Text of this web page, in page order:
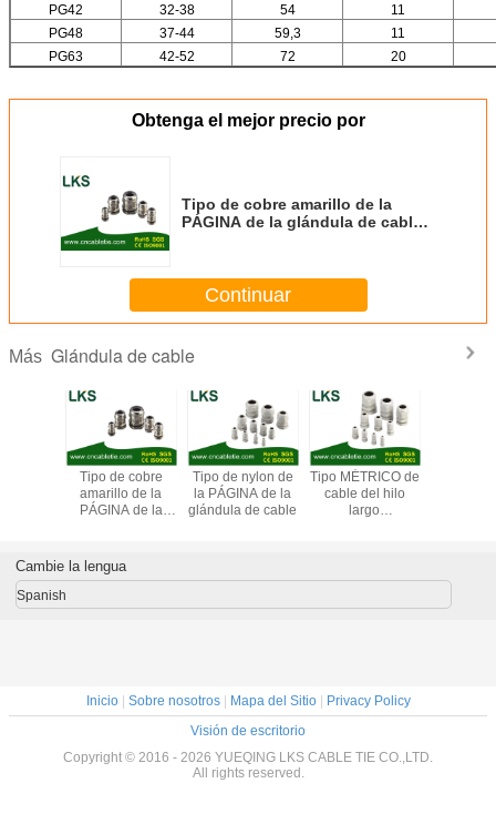
PG42
32-38 54
11
PG48
37-44 59,3
11
PG63
42-52 72 20
Obtenga el mejor precio por
Tipo de cobre amarillo de la
PÁGINA de la glándula de cable
Continuar
Más Glándula de cable
Tipo de cobre
amarillo de la
PÁGINA de la
(tipo corto de la
garra)
Tipo de nylon de
la PÁGINA de la
glándula de cable
Tipo MÉTRICO de
cable del hilo
largo
Cambie la lengua
Spanish
Inicio| Sobre nosotros| Mapa del Sitio|
Privacy Policy
Visión de escritorio
Copyright © 2016 - 2026 YUEQING LKS CABLE TIE CO.,LTD.
All rights reserved.